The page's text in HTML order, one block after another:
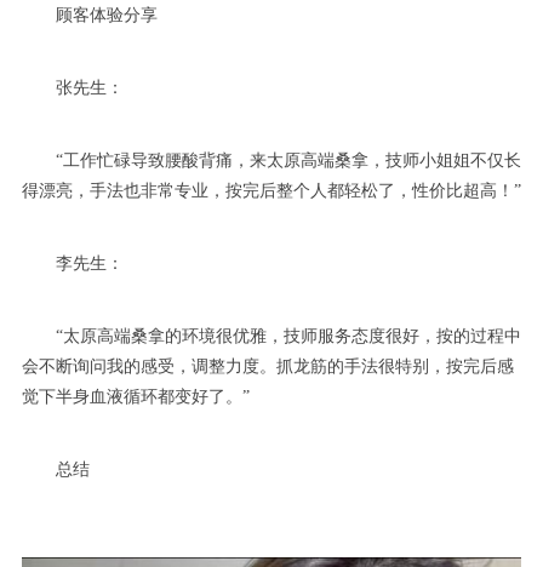
顾客体验分享
张先生：
“工作忙碌导致腰酸背痛，来太原高端桑拿，技师小姐姐不仅长
得漂亮，手法也非常专业，按完后整个人都轻松了，性价比超高！”
李先生：
“太原高端桑拿的环境很优雅，技师服务态度很好，按的过程中
会不断询问我的感受，调整力度。抓龙筋的手法很特别，按完后感
觉下半身血液循环都变好了。”
总结